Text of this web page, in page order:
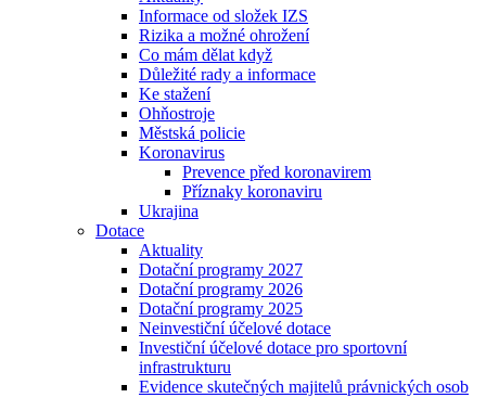
Informace od složek IZS
Rizika a možné ohrožení
Co mám dělat když
Důležité rady a informace
Ke stažení
Ohňostroje
Městská policie
Koronavirus
Prevence před koronavirem
Příznaky koronaviru
Ukrajina
Dotace
Aktuality
Dotační programy 2027
Dotační programy 2026
Dotační programy 2025
Neinvestiční účelové dotace
Investiční účelové dotace pro sportovní
infrastrukturu
Evidence skutečných majitelů právnických osob